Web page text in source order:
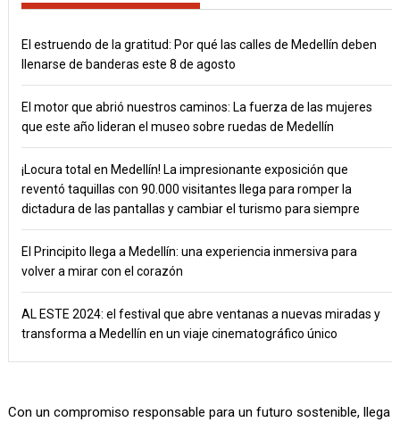
El estruendo de la gratitud: Por qué las calles de Medellín deben
llenarse de banderas este 8 de agosto
El motor que abrió nuestros caminos: La fuerza de las mujeres
que este año lideran el museo sobre ruedas de Medellín
¡Locura total en Medellín! La impresionante exposición que
reventó taquillas con 90.000 visitantes llega para romper la
dictadura de las pantallas y cambiar el turismo para siempre
El Principito llega a Medellín: una experiencia inmersiva para
volver a mirar con el corazón
AL ESTE 2024: el festival que abre ventanas a nuevas miradas y
transforma a Medellín en un viaje cinematográfico único
Con un compromiso responsable para un futuro sostenible, llega